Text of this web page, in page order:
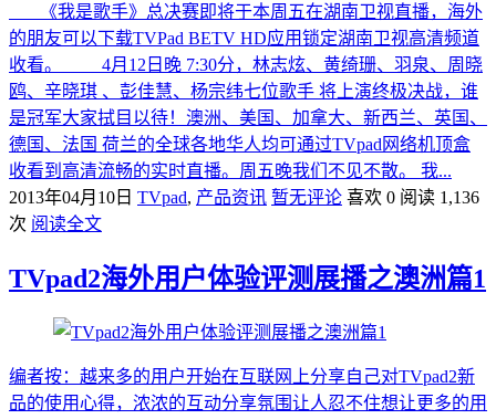
《我是歌手》总决赛即将于本周五在湖南卫视直播，海外
的朋友可以下载TVPad BETV HD应用锁定湖南卫视高清频道
收看。 4月12日晚 7:30分，林志炫、黄绮珊、羽泉、周晓
鸥、辛晓琪 、彭佳慧、杨宗纬七位歌手 将上演终极决战，谁
是冠军大家拭目以待！澳洲、美国、加拿大、新西兰、英国、
德国、法国 荷兰的全球各地华人均可通过TVpad网络机顶盒
收看到高清流畅的实时直播。周五晚我们不见不散。 我...
2013年04月10日 TVpad, 产品资讯 暂无评论 喜欢 0 阅读 1,136
次 阅读全文
TVpad2海外用户体验评测展播之澳洲篇1
编者按：越来多的用户开始在互联网上分享自己对TVpad2新
品的使用心得，浓浓的互动分享氛围让人忍不住想让更多的用